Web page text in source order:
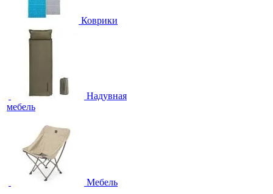
Коврики
Надувная
мебель
Мебель